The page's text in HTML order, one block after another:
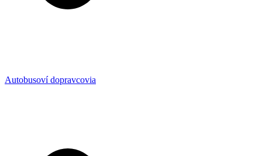
Autobusoví dopravcovia